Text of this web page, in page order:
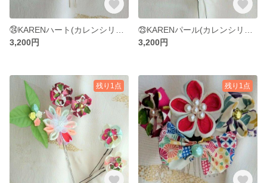
3,200円
3,200円
残り1点 残り1点